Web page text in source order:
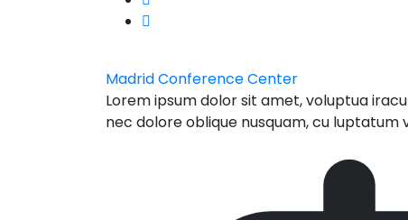
Madrid Conference Center
Lorem ipsum dolor sit amet, voluptua
nec dolore oblique nusquam, cu luptatum